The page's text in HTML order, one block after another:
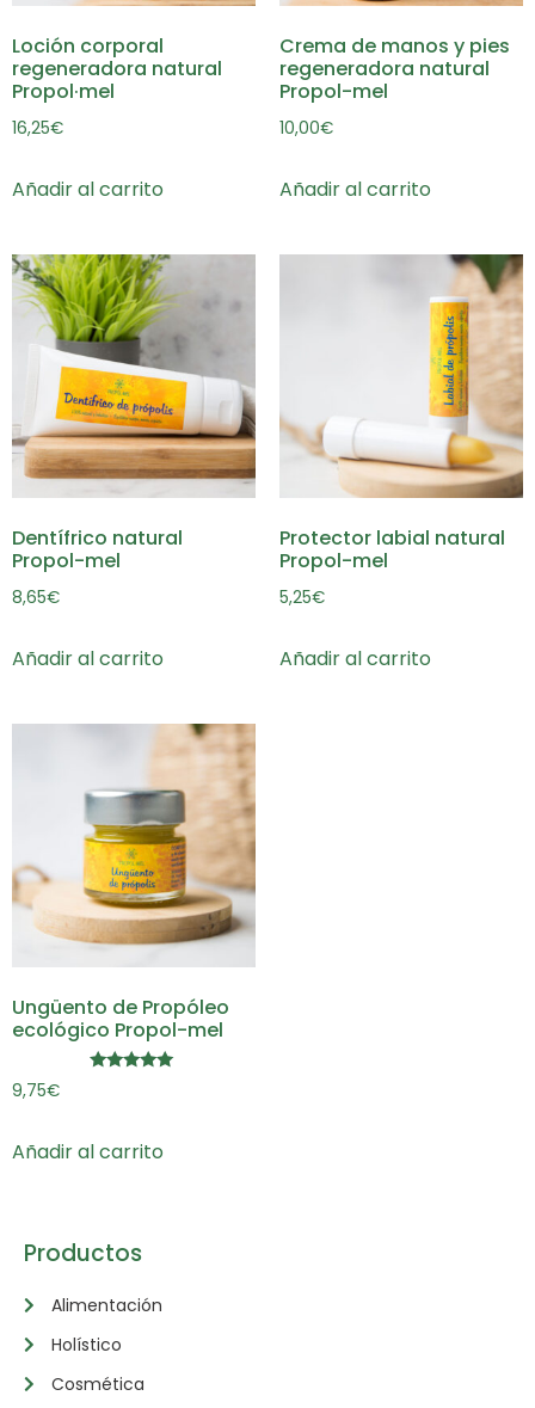
Loción corporal
regeneradora natural
Propol·mel
16,25€
Añadir al carrito
Crema de manos y pies
regeneradora natural
Propol-mel
10,00€
Añadir al carrito
Dentífrico natural
Propol-mel
8,65€
Añadir al carrito
Protector labial natural
Propol-mel
5,25€
Añadir al carrito
Ungüento de Propóleo
ecológico Propol-mel
9,75€
Añadir al carrito
Productos
Alimentación
Holístico
Cosmética